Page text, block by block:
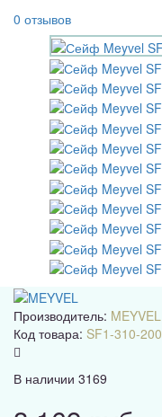
0 отзывов
Производитель: MEYVEL
Код товара: SF1-310-200
В наличии 3169